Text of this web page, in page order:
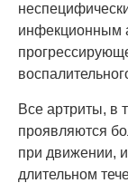
инфекционным
Все артриты, в
проявляются
при движении,
длительном